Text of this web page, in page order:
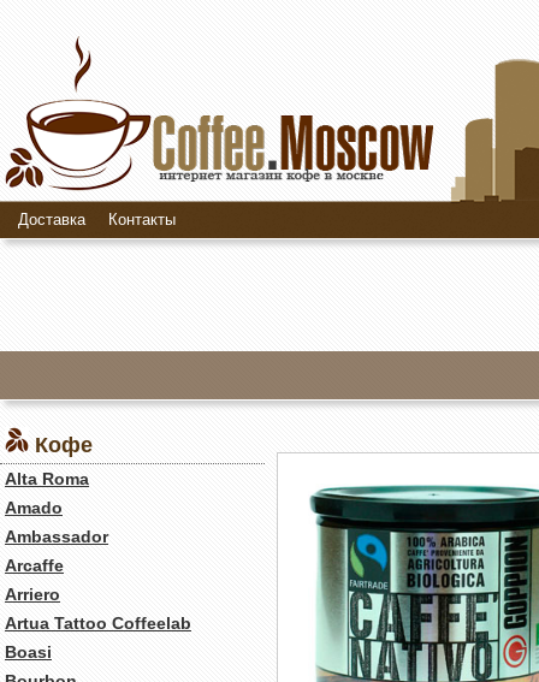
Доставка Контакты
Кофе
Alta Roma
Amado
Ambassador
Arcaffe
Arriero
Artua Tattoo Coffeelab
Boasi